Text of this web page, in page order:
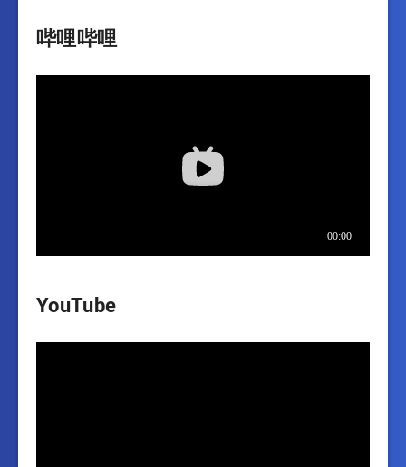
哔哩哔哩
YouTube